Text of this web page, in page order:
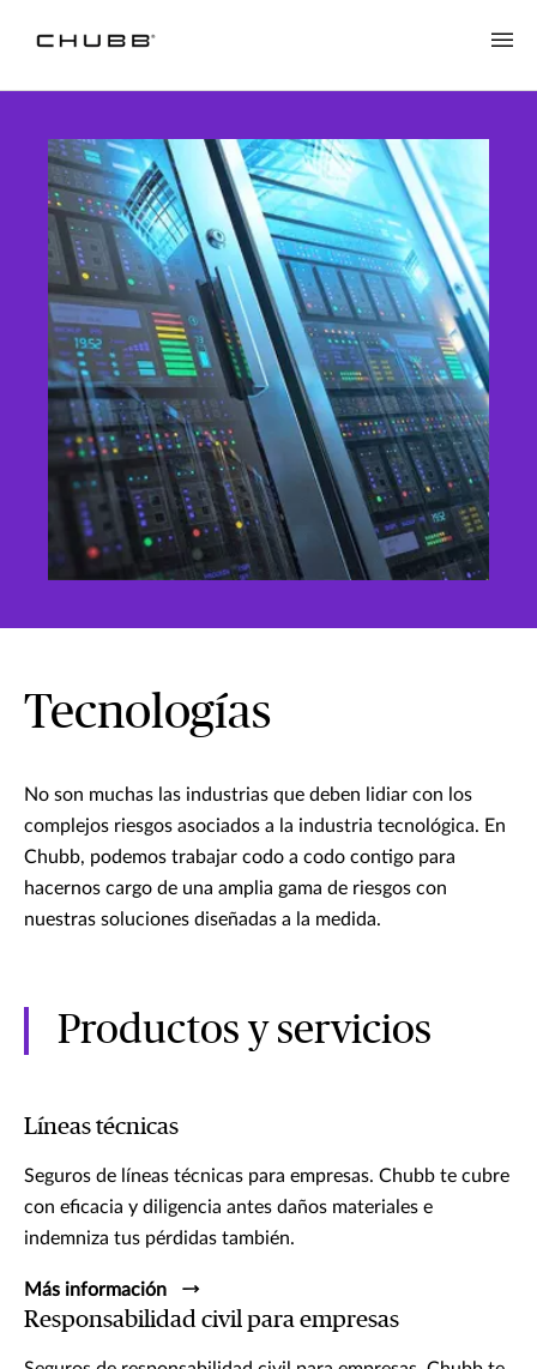
Tecnologías
No son muchas las industrias que deben lidiar con los
complejos riesgos asociados a la industria tecnológica. En
Chubb, podemos trabajar codo a codo contigo para
hacernos cargo de una amplia gama de riesgos con
nuestras soluciones diseñadas a la medida.
Productos y servicios
Líneas técnicas
Seguros de líneas técnicas para empresas. Chubb te cubre
con eficacia y diligencia antes daños materiales e
indemniza tus pérdidas también.
Más información
Responsabilidad civil para empresas